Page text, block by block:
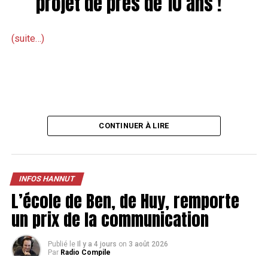
(suite…)
CONTINUER À LIRE
INFOS HANNUT
L’école de Ben, de Huy, remporte
un prix de la communication
Publié le Il y a 4 jours on 3 août 2026
Par Radio Compile